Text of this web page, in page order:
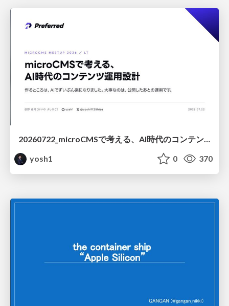
20260722_microCMSで考える、AI時代のコンテンツ運用設計
yosh1
0 370